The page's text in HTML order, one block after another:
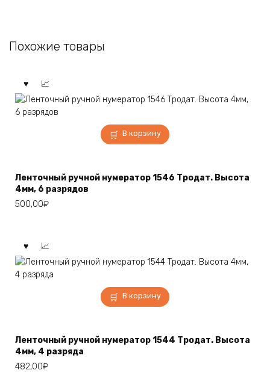
Похожие товары
В корзину
Ленточный ручной нумератор 1546 Тродат. Высота
4мм, 6 разрядов
500,00₽
В корзину
Ленточный ручной нумератор 1544 Тродат. Высота
4мм, 4 разряда
482,00₽